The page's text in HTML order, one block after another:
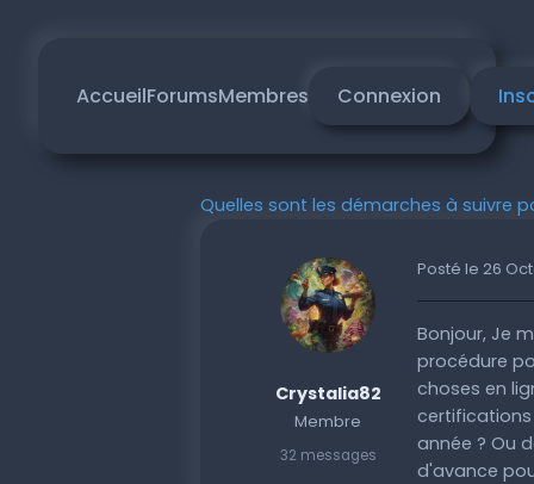
AccueilForumsMembres Connexion
Quelles sont les démarches à suivre
Crystalia82
Membre
32 messages
Posté le 26
Bonjour, Je
procédure
choses en
année ? Ou
d'avance